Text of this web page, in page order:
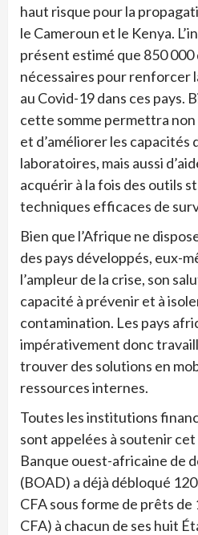
haut risque pour la
le Cameroun et le Kenya.
présent estimé que 850 000
nécessaires pour renforcer
au Covid-19 dans ces pays.
cette somme permettra
et d’améliorer les capacités
laboratoires, mais aussi
acquérir à la fois des outils
techniques efficaces de
Bien que l’Afrique ne
des pays développés, eux-
l’ampleur de la crise, son
capacité à prévenir et à
contamination. Les pays
impérativement donc
trouver des solutions en
ressources internes.
Toutes les institutions
sont appelées à soutenir
Banque ouest-africaine de
(BOAD) a déjà débloqué
CFA sous forme de prêts de
CFA) à chacun de ses huit